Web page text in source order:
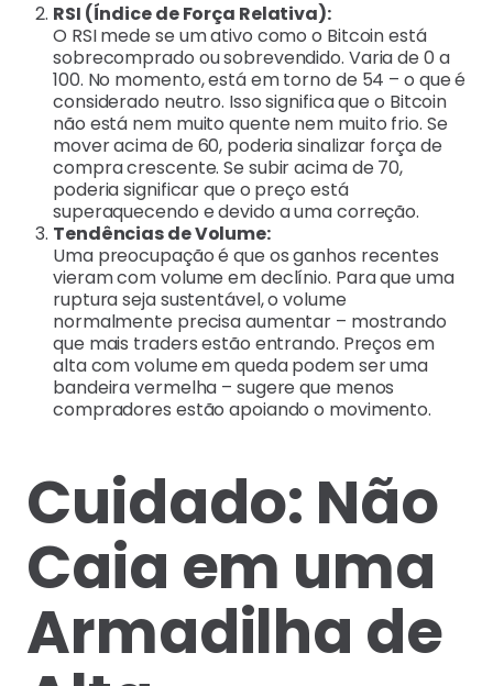
RSI (Índice de Força Relativa):
O RSI mede se um ativo como o Bitcoin está
sobrecomprado ou sobrevendido. Varia de 0 a
100. No momento, está em torno de 54 – o que é
considerado neutro. Isso significa que o Bitcoin
não está nem muito quente nem muito frio. Se
mover acima de 60, poderia sinalizar força de
compra crescente. Se subir acima de 70,
poderia significar que o preço está
superaquecendo e devido a uma correção.
Tendências de Volume:
Uma preocupação é que os ganhos recentes
vieram com volume em declínio. Para que uma
ruptura seja sustentável, o volume
normalmente precisa aumentar – mostrando
que mais traders estão entrando. Preços em
alta com volume em queda podem ser uma
bandeira vermelha – sugere que menos
compradores estão apoiando o movimento.
Cuidado: Não
Caia em uma
Armadilha de